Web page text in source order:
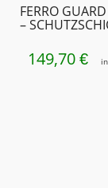
FERRO
–
149,70 €